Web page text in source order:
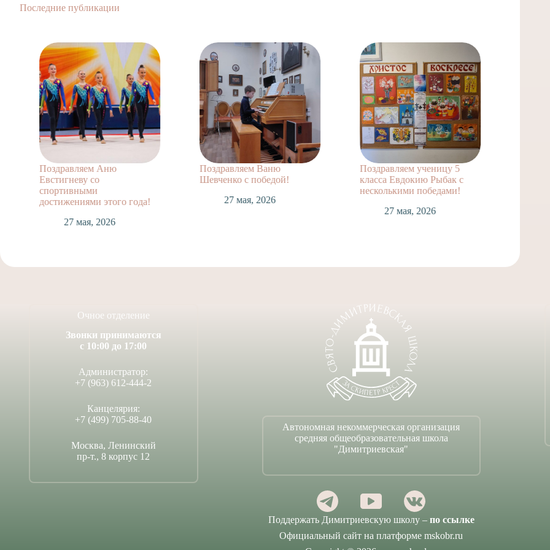
Последние публикации
Поздравляем Ваню
Шевченко с победой!
27 мая, 2026
Поздравляем ученицу 5
класса Евдокию Рыбак с
Победа Алексея Путилина в
первенстве по водному
поло
6 мая, 2026
Очное отделение
Звонки принимаются
с 10:00 до 17:00
Администратор:
+7 (963) 612-444-2
Канцелярия:
+7 (499) 705-88-40
Москва, Ленинский
пр-т., 8 корпус 12
Автономная некоммерческая организация
средняя общеобразовательная школа
"Димитриевская"
Поддержать Димитриевскую школу – по ссылке
Официальный сайт на платформе mskobr.ru